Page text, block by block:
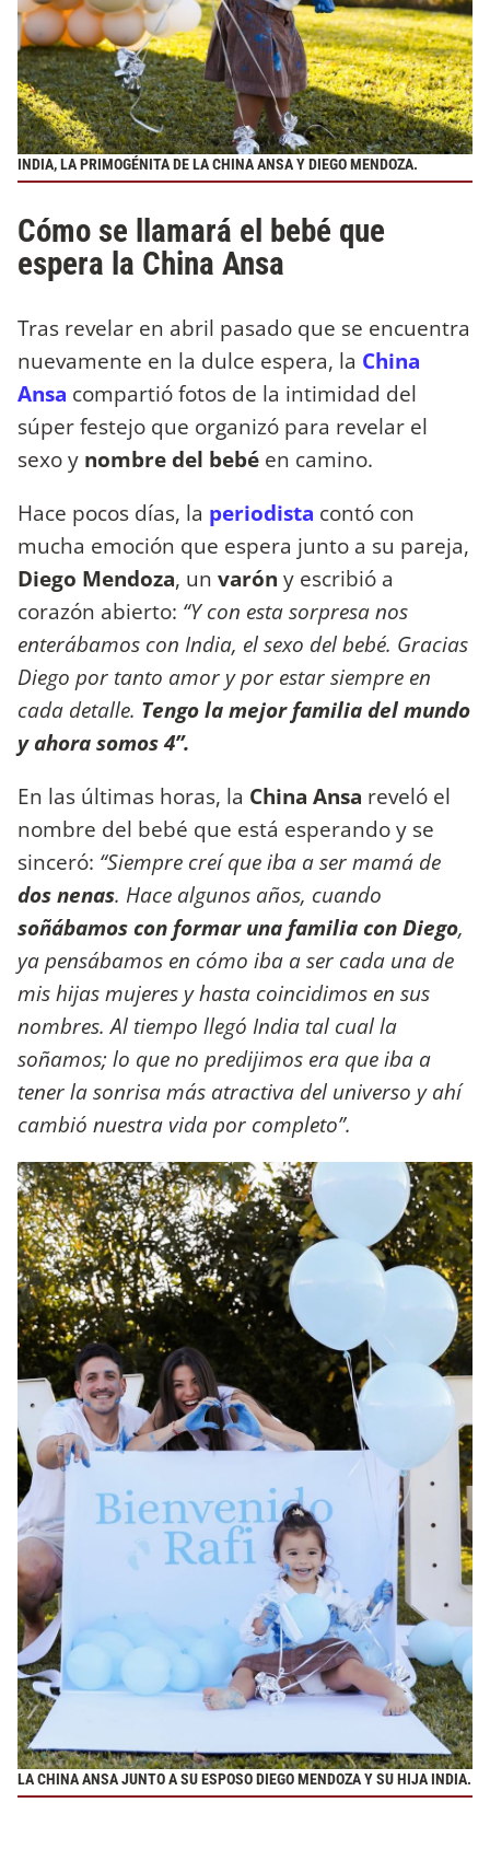
INDIA, LA PRIMOGÉNITA DE LA CHINA ANSA Y DIEGO MENDOZA.
Cómo se llamará el bebé que
espera la China Ansa
Tras revelar en abril pasado que se encuentra
nuevamente en la dulce espera, la China
Ansa compartió fotos de la intimidad del
súper festejo que organizó para revelar el
sexo y nombre del bebé en camino.
Hace pocos días, la periodista contó con
mucha emoción que espera junto a su pareja,
Diego Mendoza, un varón y escribió a
corazón abierto: “Y con esta sorpresa nos
enterábamos con India, el sexo del bebé. Gracias
Diego por tanto amor y por estar siempre en
cada detalle. Tengo la mejor familia del mundo
y ahora somos 4”.
En las últimas horas, la China Ansa reveló el
nombre del bebé que está esperando y se
sinceró: “Siempre creí que iba a ser mamá de
dos nenas. Hace algunos años, cuando
soñábamos con formar una familia con Diego,
ya pensábamos en cómo iba a ser cada una de
mis hijas mujeres y hasta coincidimos en sus
nombres. Al tiempo llegó India tal cual la
soñamos; lo que no predijimos era que iba a
tener la sonrisa más atractiva del universo y ahí
cambió nuestra vida por completo”.
LA CHINA ANSA JUNTO A SU ESPOSO DIEGO MENDOZA Y SU HIJA INDIA.